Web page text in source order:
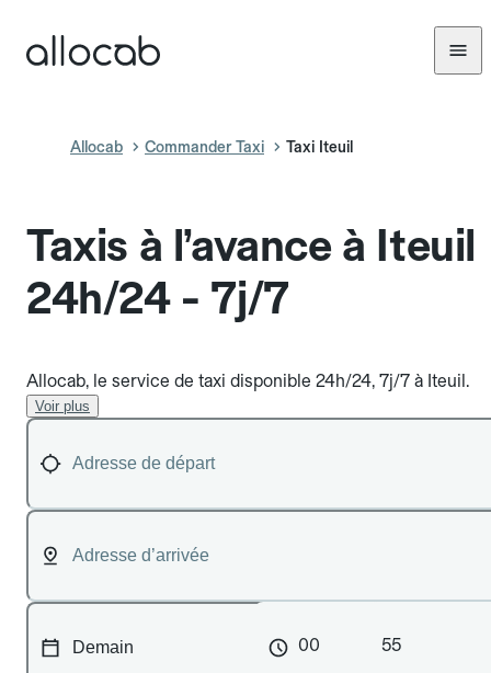
Allocab Commander Taxi Taxi Iteuil
Taxis à l’avance à Iteuil
24h/24 - 7j/7
Allocab, le service de taxi disponible 24h/24, 7j/7 à Iteuil.
Voir plus
00 55